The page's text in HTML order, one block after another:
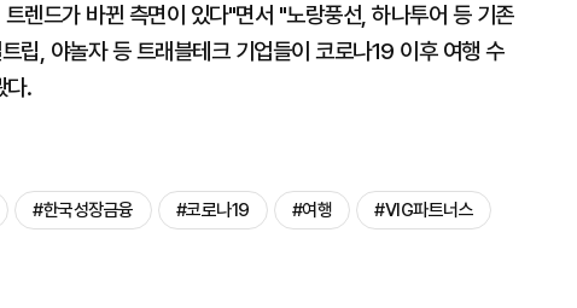
렌드가 바뀐 측면이 있다"면서 "노랑풍선, 하나투어 등 기존
립, 야놀자 등 트래블테크 기업들이 코로나19 이후 여행 수
다.
#한국성장금융 #코로나19 #여행 #VIG파트너스